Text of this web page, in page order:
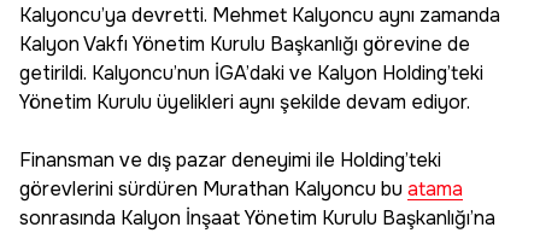
Kalyoncu’ya devretti. Mehmet Kalyoncu aynı zamanda
Kalyon Vakfı Yönetim Kurulu Başkanlığı görevine de
getirildi. Kalyoncu’nun İGA’daki ve Kalyon Holding’teki
Yönetim Kurulu üyelikleri aynı şekilde devam ediyor.
Finansman ve dış pazar deneyimi ile Holding’teki
görevlerini sürdüren Murathan Kalyoncu bu atama
sonrasında Kalyon İnşaat Yönetim Kurulu Başkanlığı’na